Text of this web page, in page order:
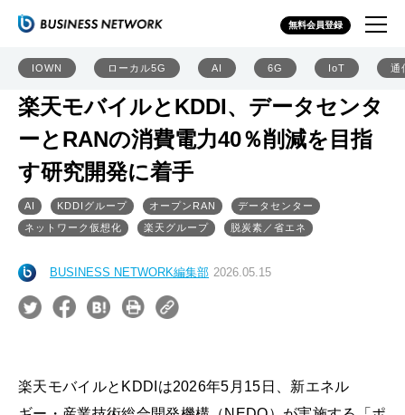
無料会員登録
IOWN ローカル5G AI 6G IoT 通
楽天モバイルとKDDI、データセンタ
ーとRANの消費電力40％削減を目指
す研究開発に着手
AI KDDIグループ オープンRAN
データセンター
ネットワーク仮想化
楽天グループ 脱炭素／省エネ
BUSINESS NETWORK編集部 2026.05.15
楽天モバイルとKDDIは2026年5月15日、新エネル